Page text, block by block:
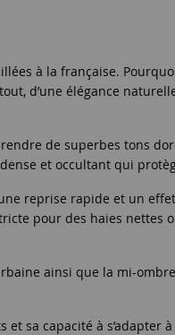
à la française.
d’une élégance
de superbes tons
et occultant qui
reprise rapide et un
pour des haies nettes
ainsi que la mi-
sa capacité à s’adapter